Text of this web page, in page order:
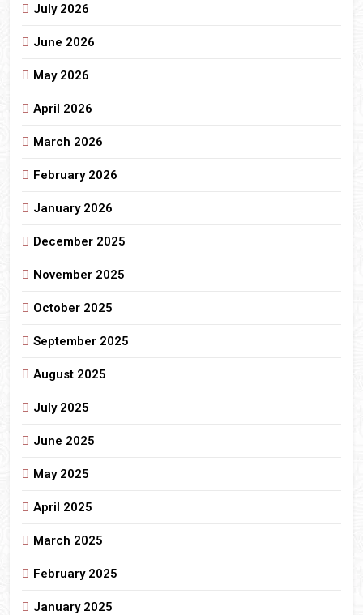
July 2026
June 2026
May 2026
April 2026
March 2026
February 2026
January 2026
December 2025
November 2025
October 2025
September 2025
August 2025
July 2025
June 2025
May 2025
April 2025
March 2025
February 2025
January 2025